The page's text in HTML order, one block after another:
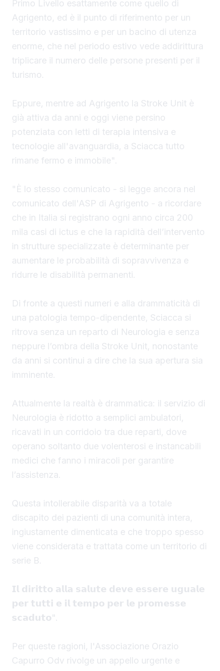
Primo Livello esattamente come quello di
Agrigento, ed è il punto di riferimento per un
territorio vastissimo e per un bacino di utenza
enorme, che nel periodo estivo vede addirittura
triplicare il numero delle persone presenti per il
turismo.
Eppure, mentre ad Agrigento la Stroke Unit è
già attiva da anni e oggi viene persino
potenziata con letti di terapia intensiva e
tecnologie all'avanguardia, a Sciacca tutto
rimane fermo e immobile".
"È lo stesso comunicato - si legge ancora nel
comunicato dell'ASP di Agrigento - a ricordare
che in Italia si registrano ogni anno circa 200
mila casi di ictus e che la rapidità dell’intervento
in strutture specializzate è determinante per
aumentare le probabilità di sopravvivenza e
ridurre le disabilità permanenti.
Di fronte a questi numeri e alla drammaticità di
una patologia tempo-dipendente, Sciacca si
ritrova senza un reparto di Neurologia e senza
neppure l’ombra della Stroke Unit, nonostante
da anni si continui a dire che la sua apertura sia
imminente.
Attualmente la realtà è drammatica: il servizio di
Neurologia è ridotto a semplici ambulatori,
ricavati in un corridoio tra due reparti, dove
operano soltanto due volenterosi e instancabili
medici che fanno i miracoli per garantire
l’assistenza.
Questa intollerabile disparità va a totale
discapito dei pazienti di una comunità intera,
ingiustamente dimenticata e che troppo spesso
viene considerata e trattata come un territorio di
serie B.
𝗜𝗹 𝗱𝗶𝗿𝗶𝘁𝘁𝗼 𝗮𝗹𝗹𝗮 𝘀𝗮𝗹𝘂𝘁𝗲 𝗱𝗲𝘃𝗲 𝗲𝘀𝘀𝗲𝗿𝗲 𝘂𝗴𝘂𝗮𝗹𝗲
𝗽𝗲𝗿 𝘁𝘂𝘁𝘁𝗶 𝗲 𝗶𝗹 𝘁𝗲𝗺𝗽𝗼 𝗽𝗲𝗿 𝗹𝗲 𝗽𝗿𝗼𝗺𝗲𝘀𝘀𝗲
𝘀𝗰𝗮𝗱𝘂𝘁𝗼".
Per queste ragioni, l'Associazione Orazio
Capurro Odv rivolge un appello urgente e